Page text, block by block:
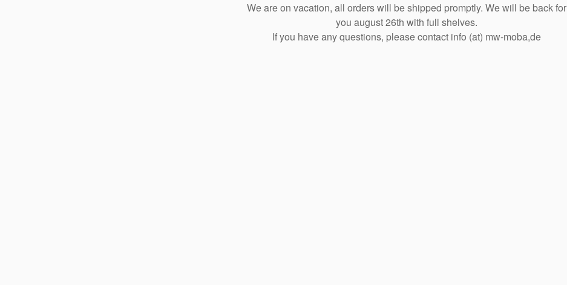
We are on vacation, all orders will be shipped promptly. We will be back for
you august 26th with full shelves.
If you have any questions, please contact info (at) mw-moba,de